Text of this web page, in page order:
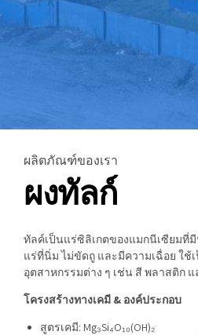
ผลิตภัณฑ์ของเรา
ผงทัลก์
ทัลค์เป็นแร่ซิลิเกตของแมกนีเซียมที่
แร่ที่นิ่ม ไม่ขัดถู และมีความเฉื่อย ใช้
อุตสาหกรรมต่าง ๆ เช่น สี พลาสติก แ
โครงสร้างทางเคมี & องค์ประกอบ
สูตรเคมี: Mg₃Si₄O₁₀(OH)₂